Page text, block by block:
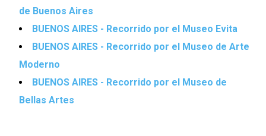
de Buenos Aires
BUENOS AIRES - Recorrido por el Museo Evita
BUENOS AIRES - Recorrido por el Museo de Arte
Moderno
BUENOS AIRES - Recorrido por el Museo de
Bellas Artes